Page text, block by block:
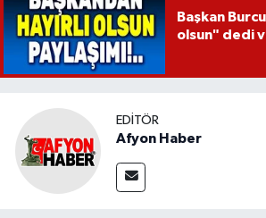
Başkan
olsun" dedi
EDITÖR
Afyon Haber